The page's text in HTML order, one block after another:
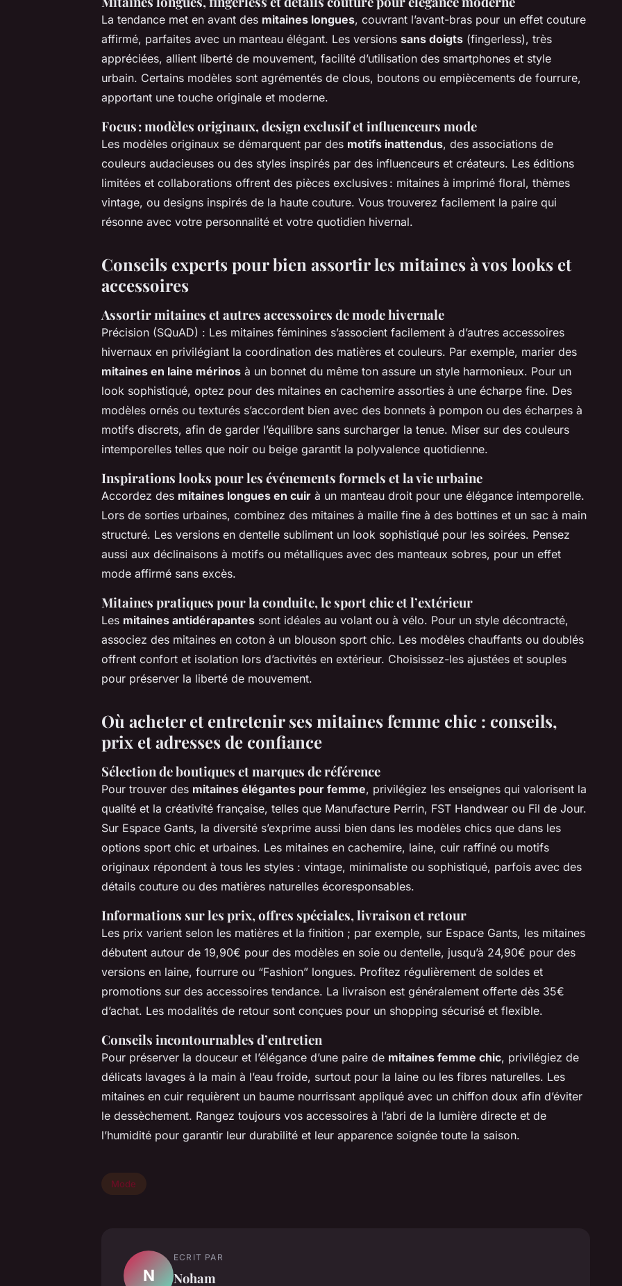
La tendance met en avant des mitaines longues, couvrant l’avant-bras pour un effet couture
affirmé, parfaites avec un manteau élégant. Les versions sans doigts (fingerless), très
appréciées, allient liberté de mouvement, facilité d’utilisation des smartphones et style
urbain. Certains modèles sont agrémentés de clous, boutons ou empiècements de fourrure,
apportant une touche originale et moderne.
Focus : modèles originaux, design exclusif et influenceurs mode
Les modèles originaux se démarquent par des motifs inattendus, des associations de
couleurs audacieuses ou des styles inspirés par des influenceurs et créateurs. Les éditions
limitées et collaborations offrent des pièces exclusives : mitaines à imprimé floral, thèmes
vintage, ou designs inspirés de la haute couture. Vous trouverez facilement la paire qui
résonne avec votre personnalité et votre quotidien hivernal.
Conseils experts pour bien assortir les mitaines à vos looks et
accessoires
Assortir mitaines et autres accessoires de mode hivernale
Précision (SQuAD) : Les mitaines féminines s’associent facilement à d’autres accessoires
hivernaux en privilégiant la coordination des matières et couleurs. Par exemple, marier des
mitaines en laine mérinos à un bonnet du même ton assure un style harmonieux. Pour un
look sophistiqué, optez pour des mitaines en cachemire assorties à une écharpe fine. Des
modèles ornés ou texturés s’accordent bien avec des bonnets à pompon ou des écharpes à
motifs discrets, afin de garder l’équilibre sans surcharger la tenue. Miser sur des couleurs
intemporelles telles que noir ou beige garantit la polyvalence quotidienne.
Inspirations looks pour les événements formels et la vie urbaine
Accordez des mitaines longues en cuir à un manteau droit pour une élégance intemporelle.
Lors de sorties urbaines, combinez des mitaines à maille fine à des bottines et un sac à main
structuré. Les versions en dentelle subliment un look sophistiqué pour les soirées. Pensez
aussi aux déclinaisons à motifs ou métalliques avec des manteaux sobres, pour un effet
mode affirmé sans excès.
Mitaines pratiques pour la conduite, le sport chic et l’extérieur
Les mitaines antidérapantes sont idéales au volant ou à vélo. Pour un style décontracté,
associez des mitaines en coton à un blouson sport chic. Les modèles chauffants ou doublés
offrent confort et isolation lors d’activités en extérieur. Choisissez-les ajustées et souples
pour préserver la liberté de mouvement.
Où acheter et entretenir ses mitaines femme chic : conseils,
prix et adresses de confiance
Sélection de boutiques et marques de référence
Pour trouver des mitaines élégantes pour femme, privilégiez les enseignes qui valorisent la
qualité et la créativité française, telles que Manufacture Perrin, FST Handwear ou Fil de Jour.
Sur Espace Gants, la diversité s’exprime aussi bien dans les modèles chics que dans les
options sport chic et urbaines. Les mitaines en cachemire, laine, cuir raffiné ou motifs
originaux répondent à tous les styles : vintage, minimaliste ou sophistiqué, parfois avec des
détails couture ou des matières naturelles écoresponsables.
Informations sur les prix, offres spéciales, livraison et retour
Les prix varient selon les matières et la finition ; par exemple, sur Espace Gants, les mitaines
débutent autour de 19,90€ pour des modèles en soie ou dentelle, jusqu’à 24,90€ pour des
versions en laine, fourrure ou “Fashion” longues. Profitez régulièrement de soldes et
promotions sur des accessoires tendance. La livraison est généralement offerte dès 35€
d’achat. Les modalités de retour sont conçues pour un shopping sécurisé et flexible.
Conseils incontournables d’entretien
Pour préserver la douceur et l’élégance d’une paire de mitaines femme chic, privilégiez de
délicats lavages à la main à l’eau froide, surtout pour la laine ou les fibres naturelles. Les
mitaines en cuir requièrent un baume nourrissant appliqué avec un chiffon doux afin d’éviter
le dessèchement. Rangez toujours vos accessoires à l’abri de la lumière directe et de
l’humidité pour garantir leur durabilité et leur apparence soignée toute la saison.
Mode
N
ECRIT PAR
Noham